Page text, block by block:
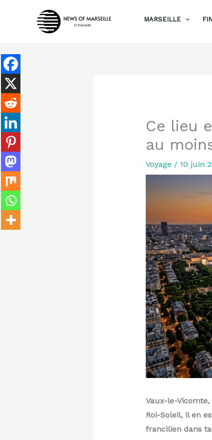
MARSEILLE
Ce lieu
au
Voyage / 10 juin
Vaux-le-
Roi-Soleil, il en
francilien dans